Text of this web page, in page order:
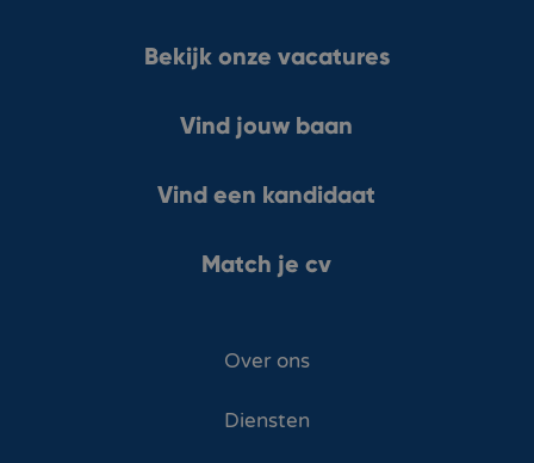
Bekijk onze vacatures
Vind jouw baan
Vind een kandidaat
Match je cv
Over ons
Diensten